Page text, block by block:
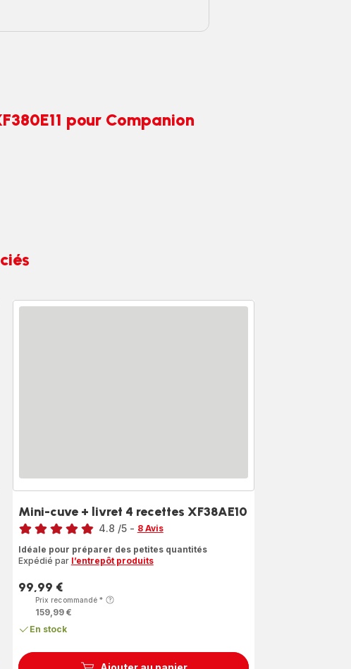
pour Companion
Mini-cuve + livret 4 recettes XF38AE10
Note
4.8 /5 - 8 Avis
Idéale pour préparer des petites quantités
Expédié par l’entrepôt produits
Prix
99,99 €
Prix recommandé*
159,99 €
En stock